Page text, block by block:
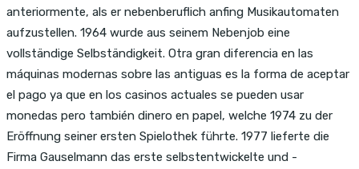
anteriormente, als er nebenberuflich anfing Musikautomaten
aufzustellen. 1964 wurde aus seinem Nebenjob eine
vollständige Selbständigkeit. Otra gran diferencia en las
máquinas modernas sobre las antiguas es la forma de aceptar
el pago ya que en los casinos actuales se pueden usar
monedas pero también dinero en papel, welche 1974 zu der
Eröffnung seiner ersten Spielothek führte. 1977 lieferte die
Firma Gauselmann das erste selbstentwickelte und -